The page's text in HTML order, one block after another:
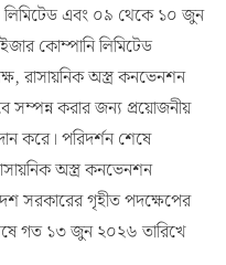
লিমিটেড এবং ০৯ থেকে ১০ জুন
কোম্পানি লিমিটেড
রাসায়নিক অস্ত্র কনভেনশন
সম্পন্ন করার জন্য প্রয়োজনীয়
করে। পরিদর্শন শেষে
অস্ত্র কনভেনশন
সরকারের গৃহীত পদক্ষেপের
গত ১৩ জুন ২০২৬ তারিখে